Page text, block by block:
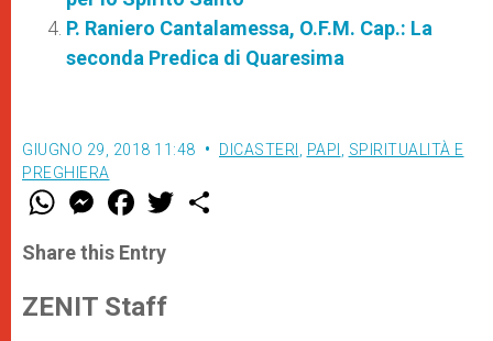
P. Raniero Cantalamessa, O.F.M. Cap.: La
seconda Predica di Quaresima
GIUGNO 29, 2018 11:48 DICASTERI PAPI
SPIRITUALITÀ E
PREGHIERA
W
t
s
p
p
M
e
s
e
g
e
F
a
e
b
o
k
w
Share this Entry
ZENIT Staff